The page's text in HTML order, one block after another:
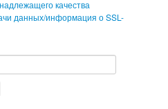
качества
данных/информация о SSL-